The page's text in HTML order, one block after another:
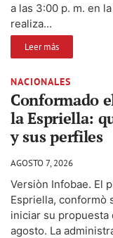
a las 3:00 p. m. en
realiza...
Leer más
NACIONALES
Conformado
la Espriella:
y sus perfiles
AGOSTO 7, 2026
Versiòn Infobae. El
Espriella, conformò
iniciar su
agosto. La